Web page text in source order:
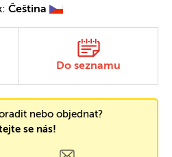
Čeština
Do seznamu
nebo objednat?
se nás!